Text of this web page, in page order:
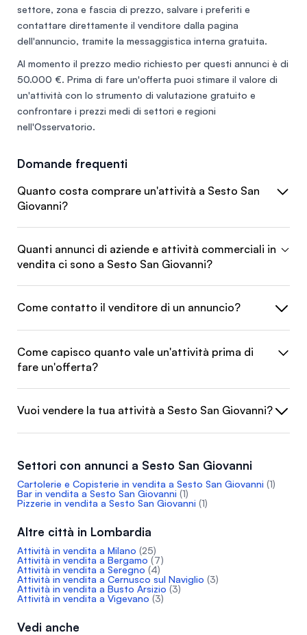
settore, zona e fascia di prezzo, salvare i preferiti e
contattare direttamente il venditore dalla pagina
dell'annuncio, tramite la messaggistica interna gratuita.
Al momento il prezzo medio richiesto per questi annunci è di
50.000 €. Prima di fare un'offerta puoi stimare il valore di
un'attività con lo strumento di valutazione gratuito e
confrontare i prezzi medi di settori e regioni
nell'Osservatorio.
Domande frequenti
Quanto costa comprare un'attività a Sesto San
Giovanni?
Quanti annunci di aziende e attività commerciali in
vendita ci sono a Sesto San Giovanni?
Come contatto il venditore di un annuncio?
Come capisco quanto vale un'attività prima di
fare un'offerta?
Vuoi vendere la tua attività a Sesto San Giovanni?
Settori con annunci a Sesto San Giovanni
Cartolerie e Copisterie in vendita a Sesto San Giovanni (1)
Bar in vendita a Sesto San Giovanni (1)
Pizzerie in vendita a Sesto San Giovanni (1)
Altre città in Lombardia
Attività in vendita a Milano (25)
Attività in vendita a Bergamo (7)
Attività in vendita a Seregno (4)
Attività in vendita a Cernusco sul Naviglio (3)
Attività in vendita a Busto Arsizio (3)
Attività in vendita a Vigevano (3)
Vedi anche